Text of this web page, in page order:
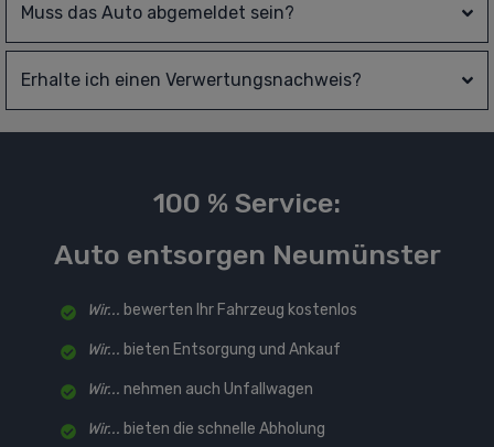
Muss das Auto abgemeldet sein?
Erhalte ich einen Verwertungsnachweis?
100 % Service:
Auto entsorgen Neumünster
Wir... bewerten Ihr Fahrzeug kostenlos
Wir... bieten Entsorgung und Ankauf
Wir... nehmen auch Unfallwagen
Wir... bieten die schnelle Abholung